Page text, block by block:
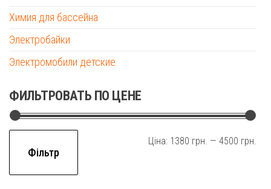
Химия для бассейна
Электробайки
Электромобили детские
ФИЛЬТРОВАТЬ ПО ЦЕНЕ
Фільтр
Ціна: 1380 грн. — 4500 грн.